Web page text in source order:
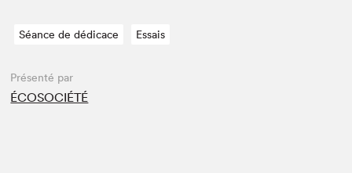
Séance de dédicace Essais
Présenté par
ÉCOSOCIÉTÉ